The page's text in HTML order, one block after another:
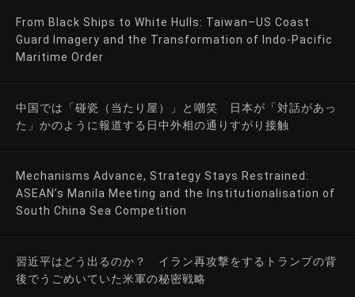
From Black Ships to White Hulls: Taiwan–US Coast
Guard Imagery and the Transformation of Indo-Pacific
Maritime Order
中国では「碰瓷（当たり屋）」と嘲笑 日本が「対話があっ
た」かのように報道する日中外相の通りすがり接触
Mechanisms Advance, Strategy Stays Restrained:
ASEAN’s Manila Meeting and the Institutionalisation of
South China Sea Competition
習近平はどう出るのか？ イラン再攻撃をするトランプの背
後でうごめいていた米軍の秘密戦略